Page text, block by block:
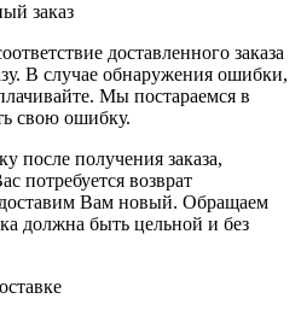
заказ
доставленного заказа
В случае обнаружения ошибки,
Мы постараемся в
свою ошибку.
получения заказа,
потребуется возврат
Вам новый. Обращаем
должна быть цельной и без